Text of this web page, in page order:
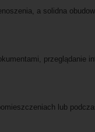
a solidna
przeglądanie
lub